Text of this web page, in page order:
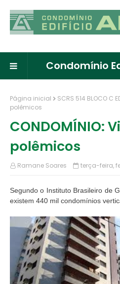
Condomínio
Página inicial SCRS 514 BLOCO C
polêmicos
CONDOMÍNIO:
polêmicos
Ramane Soares terça-feira,
Segundo o Instituto Brasileiro de
existem 440 mil condomínios